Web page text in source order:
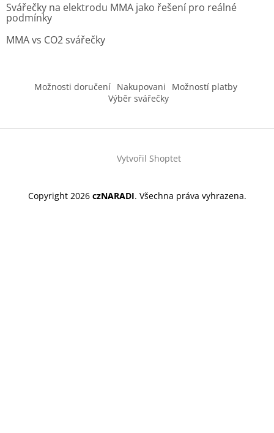
Svářečky na elektrodu MMA jako řešení pro reálné
podmínky
MMA vs CO2 svářečky
Možnosti doručení Nakupovani
Možností platby
Výběr svářečky
Vytvořil Shoptet
Copyright 2026 czNARADI. Všechna práva vyhrazena.